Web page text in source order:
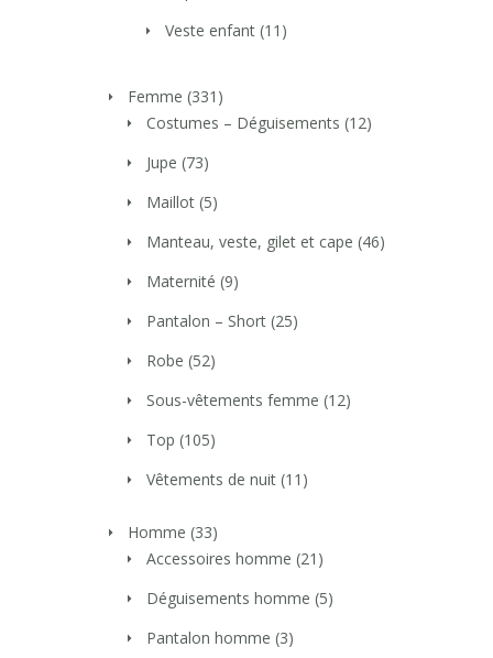
Veste enfant (11)
Femme (331)
Costumes – Déguisements (12)
Jupe (73)
Maillot (5)
Manteau, veste, gilet et cape (46)
Maternité (9)
Pantalon – Short (25)
Robe (52)
Sous-vêtements femme (12)
Top (105)
Vêtements de nuit (11)
Homme (33)
Accessoires homme (21)
Déguisements homme (5)
Pantalon homme (3)